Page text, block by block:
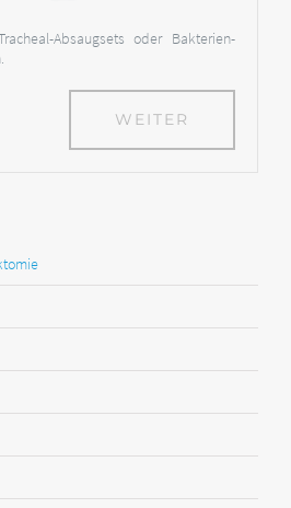
Absaugsets oder Bakterien-
WEITER